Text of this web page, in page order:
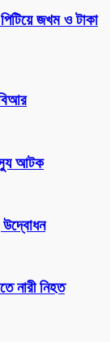
জখম ও টাকা
আটক
উদ্বোধন
নারী নিহত